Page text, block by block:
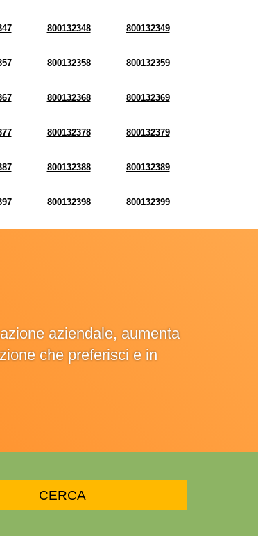
800132348 800132349
800132358 800132359
800132368 800132369
800132378 800132379
800132388 800132389
800132398 800132399
aziendale, aumenta
che preferisci e in